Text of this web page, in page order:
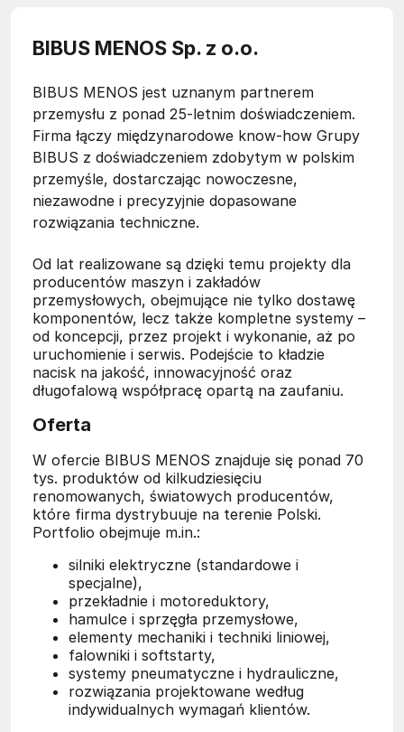
BIBUS MENOS Sp. z o.o.
BIBUS MENOS jest uznanym partnerem
przemysłu z ponad 25-letnim doświadczeniem.
Firma łączy międzynarodowe know-how Grupy
BIBUS z doświadczeniem zdobytym w polskim
przemyśle, dostarczając nowoczesne,
niezawodne i precyzyjnie dopasowane
rozwiązania techniczne.
Od lat realizowane są dzięki temu projekty dla
producentów maszyn i zakładów
przemysłowych, obejmujące nie tylko dostawę
komponentów, lecz także kompletne systemy –
od koncepcji, przez projekt i wykonanie, aż po
uruchomienie i serwis. Podejście to kładzie
nacisk na jakość, innowacyjność oraz
długofalową współpracę opartą na zaufaniu.
Oferta
W ofercie BIBUS MENOS znajduje się ponad 70
tys. produktów od kilkudziesięciu
renomowanych, światowych producentów,
które firma dystrybuuje na terenie Polski.
Portfolio obejmuje m.in.:
silniki elektryczne (standardowe i
specjalne),
przekładnie i motoreduktory,
hamulce i sprzęgła przemysłowe,
elementy mechaniki i techniki liniowej,
falowniki i softstarty,
systemy pneumatyczne i hydrauliczne,
rozwiązania projektowane według
indywidualnych wymagań klientów.